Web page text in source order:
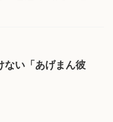
ない「あげまん彼